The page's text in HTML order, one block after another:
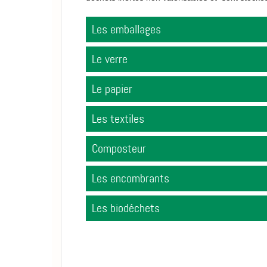
Les emballages
Le verre
Le papier
Les textiles
Composteur
Les encombrants
Les biodéchets